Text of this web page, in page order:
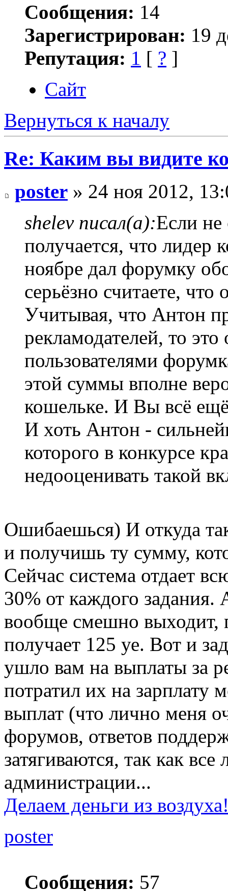
Сообщения: 14
Зарегистрирован: 19
Репутация: 1 [ ? ]
Сайт
Вернуться к началу
Re: Каким вы видите
poster » 24 ноя 2012,
shelev писал(а):Если не
получается, что лидер
ноябре дал форумку
серьёзно считаете, что
Учитывая, что Антон
рекламодателей, то
пользователями
этой суммы вполне
кошельке. И Вы всё ещё
И хоть Антон -
которого в конкурсе
недооценивать такой
Ошибаешься) И откуда
и получишь ту сумму,
Сейчас система отдает
30% от каждого задания.
вообще смешно выходит,
получает 125 уе. Вот и
ушло вам на выплаты за
потратил их на зарплату
выплат (что лично меня
форумов, ответов
затягиваются, так как
администрации...
Делаем деньги из
poster
Сообщения: 57